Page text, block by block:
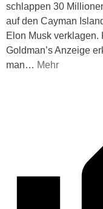
schlappen 30
auf den Cayman
Elon Musk verklagen.
Goldman’s Anzeige
man… Mehr